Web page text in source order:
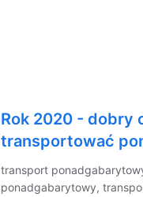
Rok 2020 - dobry
transportować
transport
ponadgabarytowy,